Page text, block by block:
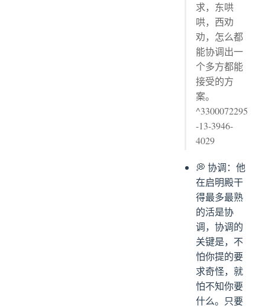
求，东哄
哄，西劝
劝，怎么都
能协调出一
个多方都能
接受的方
案。
^3300072295
-13-3946-
4029
💭 协调：他
在启明殿干
得最多最熟
的活是协
调，协调的
关键是，不
怕你提的要
求奇怪，就
怕不知你要
什么。只要